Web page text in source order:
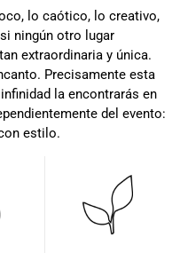
lo caótico, lo creativo,
ningún otro lugar
extraordinaria y única.
Precisamente esta
la encontrarás en
del evento:
estilo.